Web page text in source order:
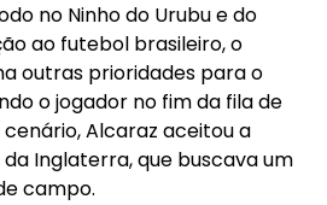
no Ninho do Urubu e do
ao futebol brasileiro, o
outras prioridades para o
o jogador no fim da fila de
Alcaraz aceitou a
Inglaterra, que buscava um
campo.